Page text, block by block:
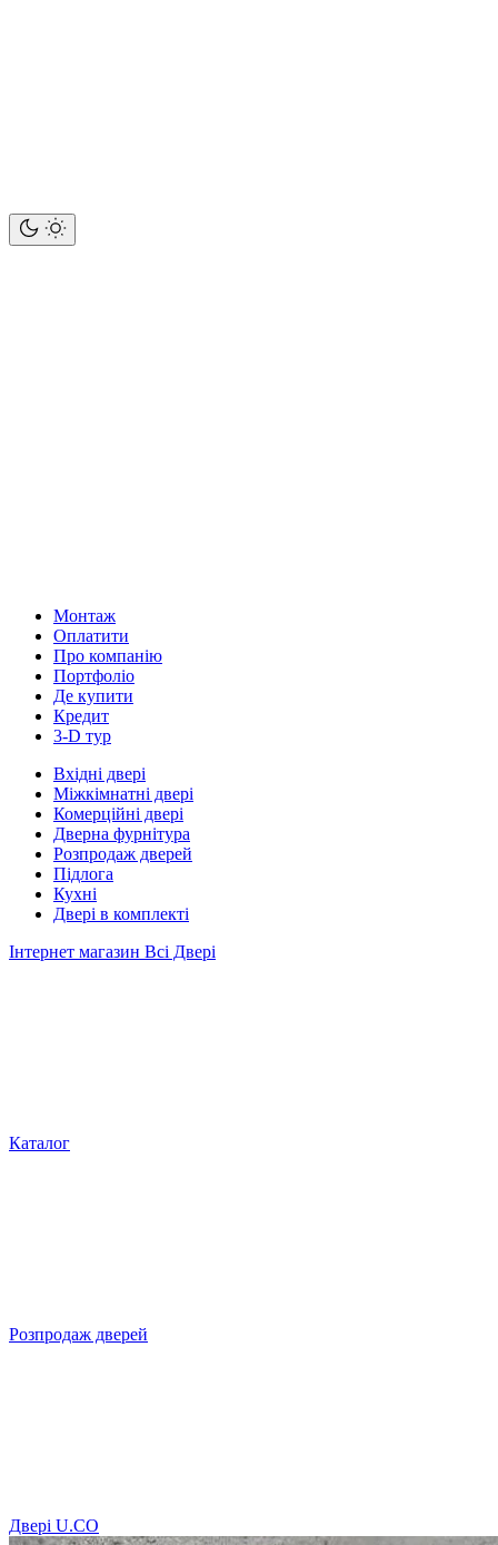
Монтаж
Оплатити
Про компанію
Портфоліо
Де купити
Кредит
3-D тур
Вхідні двері
Міжкімнатні двері
Комерційні двері
Дверна фурнітура
Розпродаж дверей
Підлога
Кухні
Двері в комплекті
Інтернет магазин Всі Двері
Каталог
Розпродаж дверей
Двері U.СО